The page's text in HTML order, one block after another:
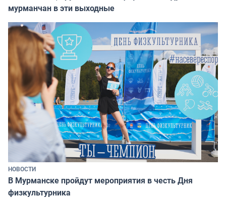
мурманчан в эти выходные
НОВОСТИ
В Мурманске пройдут мероприятия в честь Дня
физкультурника